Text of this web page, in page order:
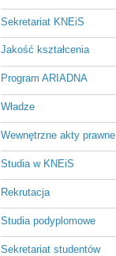
Sekretariat KNEiS
Jakość kształcenia
Program ARIADNA
Władze
Wewnętrzne akty prawne
Studia w KNEiS
Rekrutacja
Studia podyplomowe
Sekretariat studentów